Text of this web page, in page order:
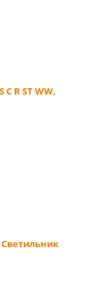
R ST WW,
Светильник